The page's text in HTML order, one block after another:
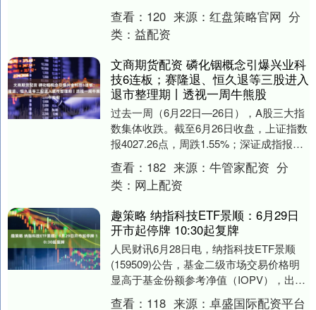
息，如苹果部分产品和微软Xbox宣布涨
价，导致科技....
查看： 120 来源： 红盘策略官网 分
类： 益配资
文商期货配资 磷化铟概念引爆兴业科
技6连板；赛隆退、恒久退等三股进入
退市整理期丨透视一周牛熊股
过去一周（6月22日—26日），A股三大指
数集体收跌。截至6月26日收盘，上证指数
报4027.26点，周跌1.55%；深证成指报
15782.22点，周跌1.55....
查看： 182 来源： 牛管家配资 分
类： 网上配资
趣策略 纳指科技ETF景顺：6月29日
开市起停牌 10:30起复牌
人民财讯6月28日电，纳指科技ETF景顺
(159509)公告，基金二级市场交易价格明
显高于基金份额参考净值（IOPV），出现
较大幅度溢价。基金将于2026年6月....
查看： 118 来源： 卓盛国际配资平台